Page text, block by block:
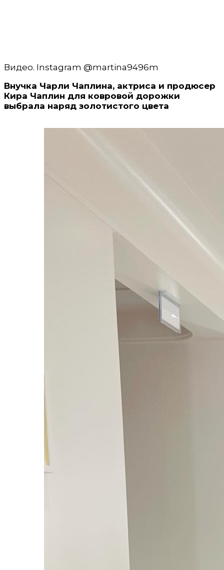
Видео. Instagram @martina9496m
Внучка Чарли Чаплина, актриса и продюсер
Кира Чаплин для ковровой дорожки
выбрала наряд золотистого цвета